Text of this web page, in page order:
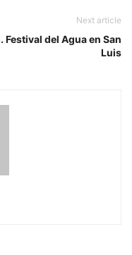
Next article
Festival del Agua en San
Luis